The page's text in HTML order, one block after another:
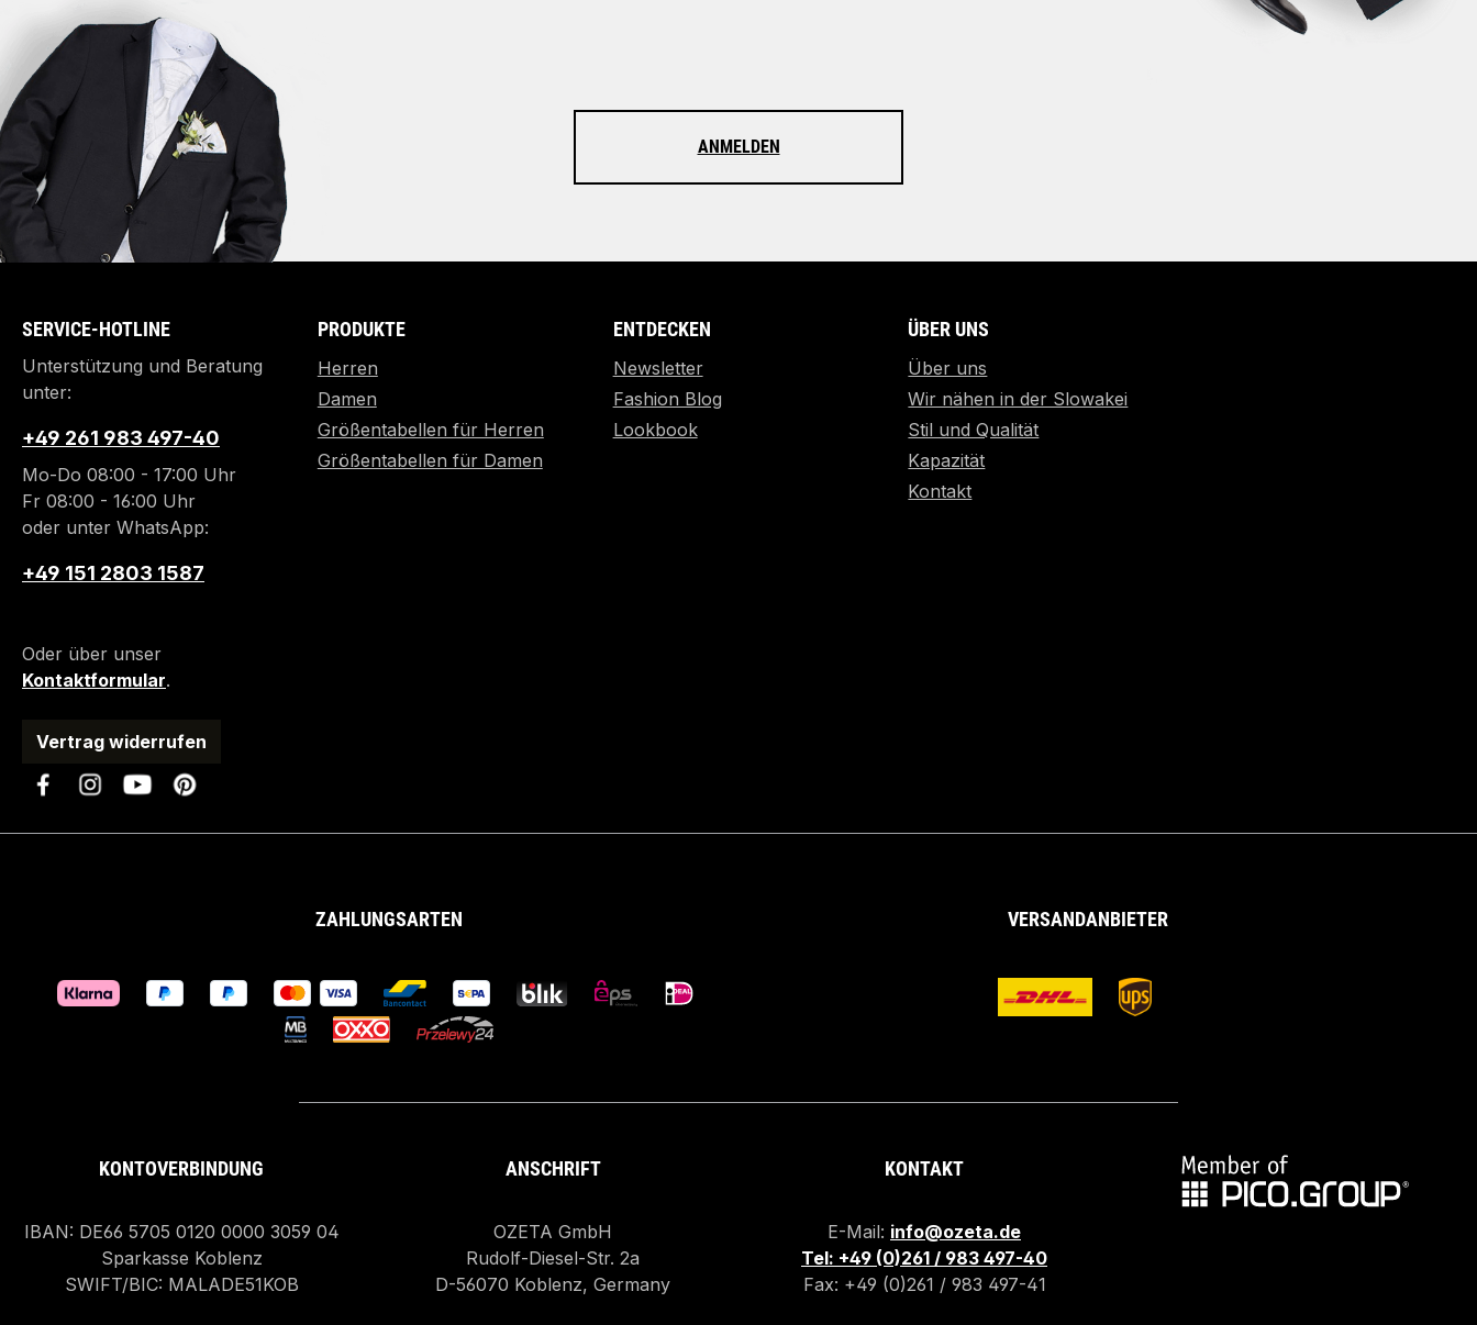
ANMELDEN
SERVICE-HOTLINE
Unterstützung und Beratung
unter:
+49 261 983 497-40
Mo-Do 08:00 - 17:00 Uhr
Fr 08:00 - 16:00 Uhr
oder unter WhatsApp:
+49 151 2803 1587
Oder über unser
Kontaktformular.
Vertrag widerrufen
PRODUKTE
Herren
Damen
Größentabellen für Herren
Größentabellen für Damen
ENTDECKEN
Newsletter
Fashion Blog
Lookbook
ÜBER UNS
Über uns
Wir nähen in der Slowakei
Stil und Qualität
Kapazität
Kontakt
ZAHLUNGSARTEN VERSANDANBIETER
KONTOVERBINDUNG
IBAN: DE66 5705 0120 0000 3059 04
Sparkasse Koblenz
SWIFT/BIC: MALADE51KOB
ANSCHRIFT
OZETA GmbH
Rudolf-Diesel-Str. 2a
D-56070 Koblenz, Germany
KONTAKT
E-Mail: info@ozeta.de
Tel: +49 (0)261 / 983 497-40
Fax: +49 (0)261 / 983 497-41